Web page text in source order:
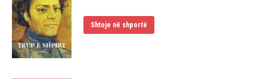
Shtoje në shportë